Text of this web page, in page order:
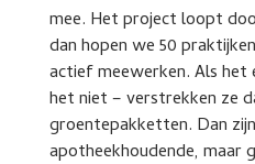
mee. Het project loopt
dan hopen we 50
actief meewerken. Als het
het niet – verstrekken ze
groentepakketten. Dan
apotheekhoudende, maar